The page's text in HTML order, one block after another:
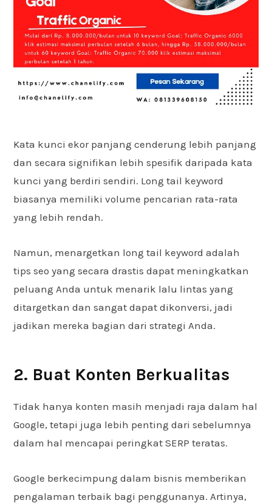
Kata kunci ekor panjang cenderung lebih panjang
dan secara signifikan lebih spesifik daripada kata
kunci yang berdiri sendiri. Long tail keyword
biasanya memiliki volume pencarian rata-rata
yang lebih rendah.
Namun, menargetkan long tail keyword adalah
tips seo yang secara drastis dapat meningkatkan
peluang Anda untuk menarik lalu lintas yang
ditargetkan dan sangat dapat dikonversi, jadi
jadikan mereka bagian dari strategi Anda.
2. Buat Konten Berkualitas
Tidak hanya konten masih menjadi raja dalam hal
Google, tetapi juga lebih penting dari sebelumnya
dalam hal mencapai peringkat SERP teratas.
Google berkecimpung dalam bisnis memberikan
pengalaman terbaik bagi penggunanya. Artinya,